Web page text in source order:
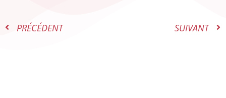
PRÉCÉDENT SUIVANT